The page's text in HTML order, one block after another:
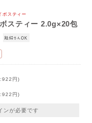
ボスティー
スティー 2.0g×20包
円)
円)
ンが必要です